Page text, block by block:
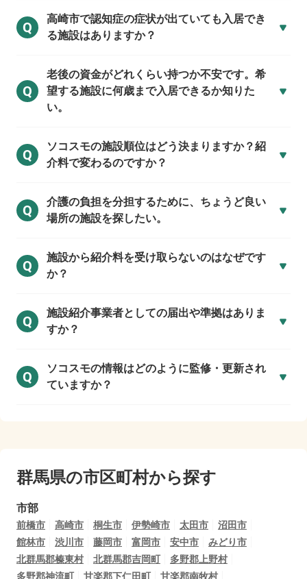
Q
高崎市で認知症の症状が出ていても入居でき
る施設はありますか？
Q
老後の資金がどれくらい持つか不安です。希
望する施設に何歳まで入居できるか知りた
い。
Q
ソコスモの施設順位はどう決まりますか？紹
介料で変わるのですか？
Q
介護の負担を分担するために、ちょうど良い
場所の施設を探したい。
Q
施設から紹介料を受け取らないのはなぜです
か？
Q
施設紹介事業者としての届出や準拠はありま
すか？
Q
ソコスモの情報はどのように監修・更新され
ていますか？
群馬県の市区町村から探す
市部
前橋市 高崎市 桐生市 伊勢崎市 太田市
沼田市
館林市
渋川市 藤岡市 富岡市 安中市
みどり市
北群馬郡榛東村
北群馬郡吉岡町
多野郡上野村
多野郡神流町
甘楽郡下仁田町 甘楽郡南牧村